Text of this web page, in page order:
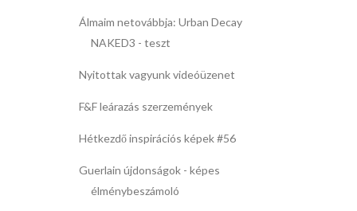
Álmaim netovábbja: Urban Decay
NAKED3 - teszt
Nyitottak vagyunk videóüzenet
F&F leárazás szerzemények
Hétkezdő inspirációs képek #56
Guerlain újdonságok - képes
élménybeszámoló